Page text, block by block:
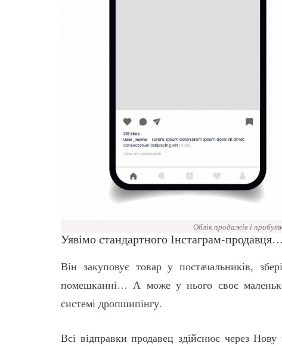
Облік продажів і
Уявімо стандартного Інстаграм-продавця…
Він закуповує товар у постачальників,
помешканні… А може у нього своє
системі дропшипінгу.
Всі відправки продавец здійснює через